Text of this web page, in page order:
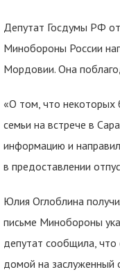
Депутат Госдумы РФ
Минобороны России
Мордовии. Она
«О том, что некоторых
семьи на встрече в
информацию и
в предоставлении
Юлия Оглоблина
письме Минобороны
депутат сообщила, что
домой на заслуженный